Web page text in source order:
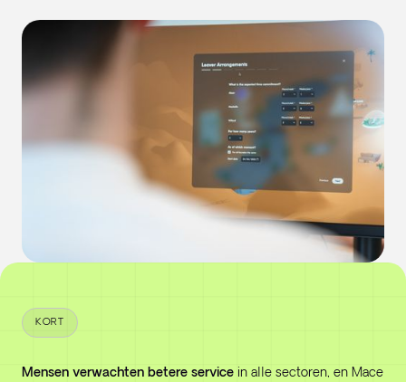
KORT
Mensen verwachten betere service in alle sectoren, en Mace